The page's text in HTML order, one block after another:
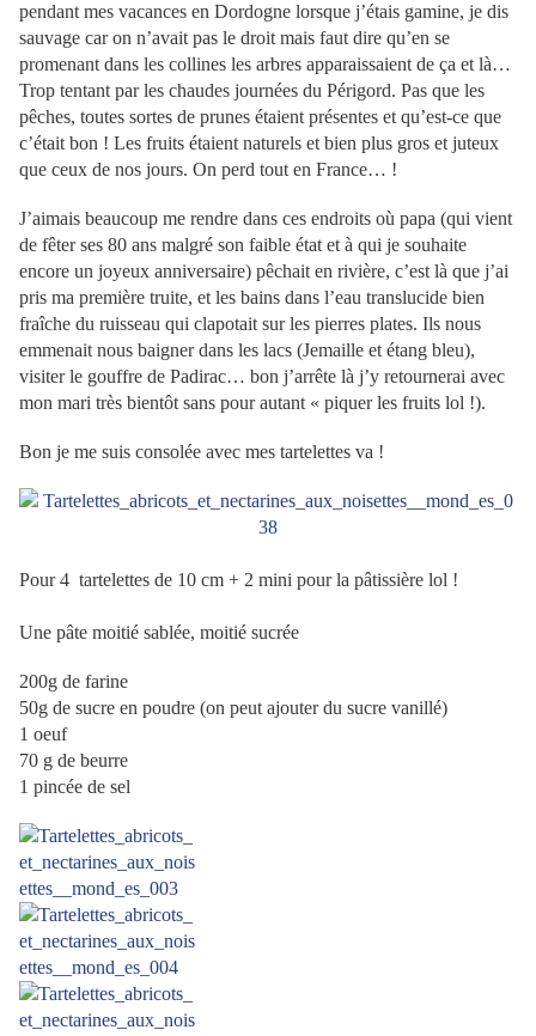
pendant mes vacances en Dordogne lorsque j’étais gamine, je dis
sauvage car on n’avait pas le droit mais faut dire qu’en se
promenant dans les collines les arbres apparaissaient de ça et là…
Trop tentant par les chaudes journées du Périgord. Pas que les
pêches, toutes sortes de prunes étaient présentes et qu’est-ce que
c’était bon ! Les fruits étaient naturels et bien plus gros et juteux
que ceux de nos jours. On perd tout en France… !
J’aimais beaucoup me rendre dans ces endroits où papa (qui vient
de fêter ses 80 ans malgré son faible état et à qui je souhaite
encore un joyeux anniversaire) pêchait en rivière, c’est là que j’ai
pris ma première truite, et les bains dans l’eau translucide bien
fraîche du ruisseau qui clapotait sur les pierres plates. Ils nous
emmenait nous baigner dans les lacs (Jemaille et étang bleu),
visiter le gouffre de Padirac… bon j’arrête là j’y retournerai avec
mon mari très bientôt sans pour autant « piquer les fruits lol !).
Bon je me suis consolée avec mes tartelettes va !
Pour 4 tartelettes de 10 cm + 2 mini pour la pâtissière lol !
Une pâte moitié sablée, moitié sucrée
200g de farine
50g de sucre en poudre (on peut ajouter du sucre vanillé)
1 oeuf
70 g de beurre
1 pincée de sel